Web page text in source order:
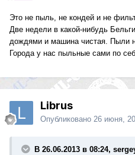
Это не пыль, не кондей и не
Две недели в какой-нибудь
дождями и машина чистая. Пыли
Города у нас пыльные сами по
Librus
Опубликовано 26 июня,
В 26.06.2013 в 08:24,